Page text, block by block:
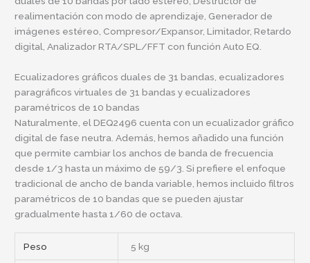
realimentación con modo de aprendizaje, Generador de
imágenes estéreo, Compresor/Expansor, Limitador, Retardo
digital, Analizador RTA/SPL/FFT con función Auto EQ.
Ecualizadores gráficos duales de 31 bandas, ecualizadores
paragráficos virtuales de 31 bandas y ecualizadores
paramétricos de 10 bandas
Naturalmente, el DEQ2496 cuenta con un ecualizador gráfico
digital de fase neutra. Además, hemos añadido una función
que permite cambiar los anchos de banda de frecuencia
desde 1/3 hasta un máximo de 59/3. Si prefiere el enfoque
tradicional de ancho de banda variable, hemos incluido filtros
paramétricos de 10 bandas que se pueden ajustar
gradualmente hasta 1/60 de octava.
Peso 5 kg